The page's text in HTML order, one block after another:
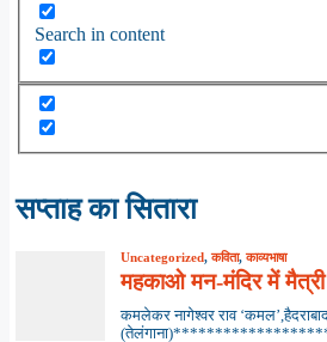
Search in content
सप्ताह का सितारा